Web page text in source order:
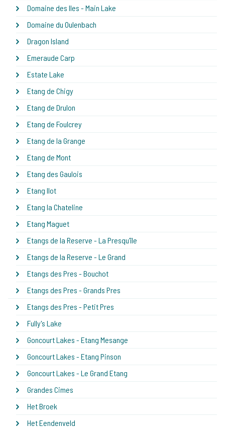
Domaine des Iles - Main Lake
Domaine du Oulenbach
Dragon Island
Emeraude Carp
Estate Lake
Etang de Chigy
Etang de Drulon
Etang de Foulcrey
Etang de la Grange
Etang de Mont
Etang des Gaulois
Etang Ilot
Etang la Chateline
Etang Maguet
Etangs de la Reserve - La Presqu'île
Etangs de la Reserve - Le Grand
Etangs des Pres - Bouchot
Etangs des Pres - Grands Pres
Etangs des Pres - Petit Pres
Fully's Lake
Goncourt Lakes - Etang Mesange
Goncourt Lakes - Etang Pinson
Goncourt Lakes - Le Grand Etang
Grandes Cimes
Het Broek
Het Eendenveld